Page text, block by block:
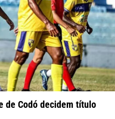
de Codó decidem título